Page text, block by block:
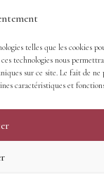
telles que les cookies
technologies nous
sur ce site. Le fait de ne
caractéristiques et